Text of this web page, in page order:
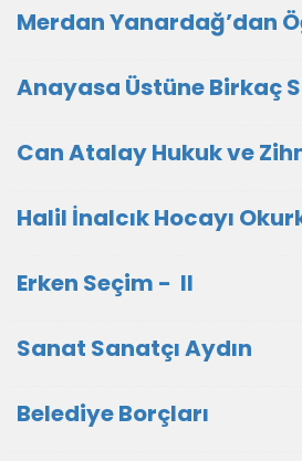
Merdan Yanardağ’dan
Anayasa Üstüne Birkaç
Can Atalay Hukuk ve
Halil İnalcık Hocayı
Erken Seçim - II
Sanat Sanatçı Aydın
Belediye Borçları